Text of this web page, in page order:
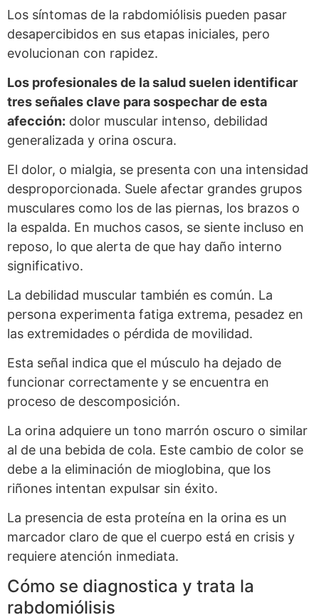
Los síntomas de la rabdomiólisis pueden pasar
desapercibidos en sus etapas iniciales, pero
evolucionan con rapidez.
Los profesionales de la salud suelen identificar
tres señales clave para sospechar de esta
afección: dolor muscular intenso, debilidad
generalizada y orina oscura.
El dolor, o mialgia, se presenta con una intensidad
desproporcionada. Suele afectar grandes grupos
musculares como los de las piernas, los brazos o
la espalda. En muchos casos, se siente incluso en
reposo, lo que alerta de que hay daño interno
significativo.
La debilidad muscular también es común. La
persona experimenta fatiga extrema, pesadez en
las extremidades o pérdida de movilidad.
Esta señal indica que el músculo ha dejado de
funcionar correctamente y se encuentra en
proceso de descomposición.
La orina adquiere un tono marrón oscuro o similar
al de una bebida de cola. Este cambio de color se
debe a la eliminación de mioglobina, que los
riñones intentan expulsar sin éxito.
La presencia de esta proteína en la orina es un
marcador claro de que el cuerpo está en crisis y
requiere atención inmediata.
Cómo se diagnostica y trata la
rabdomiólisis